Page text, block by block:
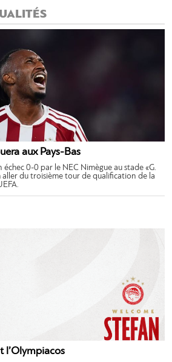
aux Pays-Bas
échec 0-0 par le NEC Nimègue au stade «G.
aller du troisième tour de qualification de la
l’Olympiacos